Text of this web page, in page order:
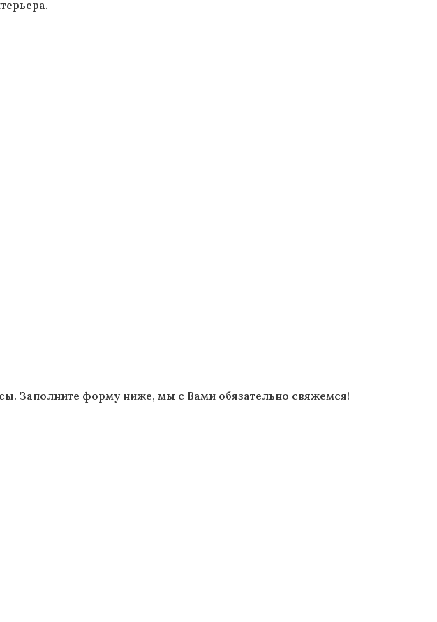
Заполните форму ниже, мы с Вами обязательно свяжемся!